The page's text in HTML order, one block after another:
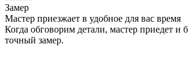
Замер
Мастер приезжает в удобное для вас время
Когда обговорим детали, мастер приедет и
точный замер.